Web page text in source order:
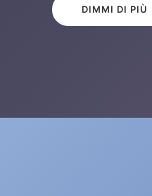
DIMMI DI PIÙ